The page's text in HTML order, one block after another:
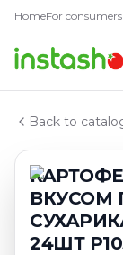
HomeFor consumers
Back to
ВКУСОМ
24ШТ
Главная
Каталог